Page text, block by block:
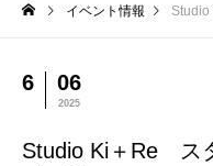
イベント情報 Studio
6 06
2025
Studio Ki＋Re